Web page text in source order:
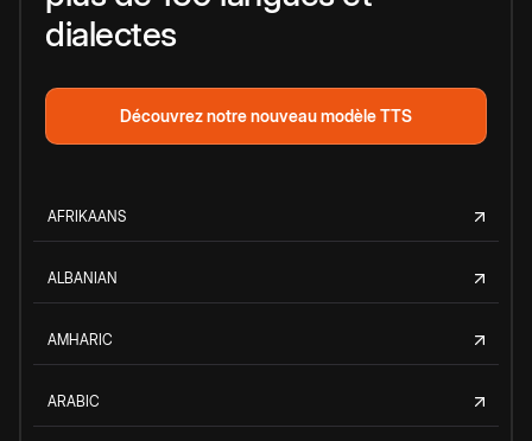
dialectes
Découvrez notre nouveau modèle TTS
AFRIKAANS
ALBANIAN
AMHARIC
ARABIC